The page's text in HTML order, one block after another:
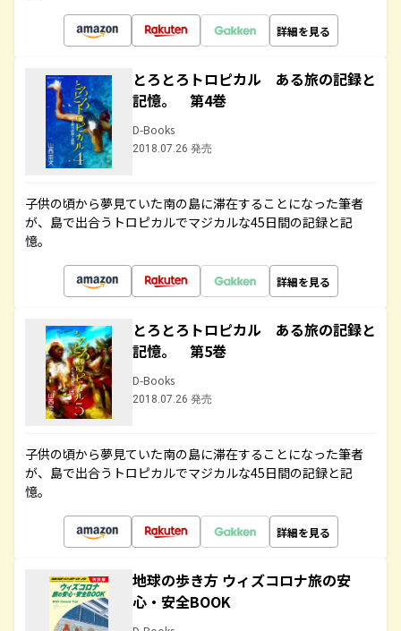
詳細を見る
とろとろトロピカル ある旅の記録と
記憶。 第4巻
D-Books
2018.07.26 発売
子供の頃から夢見ていた南の島に滞在することになった筆者
が、島で出合うトロピカルでマジカルな45日間の記録と記
憶。
詳細を見る
とろとろトロピカル ある旅の記録と
記憶。 第5巻
D-Books
2018.07.26 発売
子供の頃から夢見ていた南の島に滞在することになった筆者
が、島で出合うトロピカルでマジカルな45日間の記録と記
憶。
詳細を見る
地球の歩き方 ウィズコロナ旅の安
心・安全BOOK